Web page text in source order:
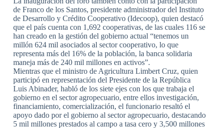
de Franco de los Santos, presidente administrador del Instituto
de Desarrollo y Crédito Cooperativo (Idecoop), quien destacó
que el país cuenta con 1,692 cooperativas, de las cuales 116 se
han creado en la gestión del gobierno actual “tenemos un
millón 624 mil asociados al sector cooperativo, lo que
representa más del 16% de la población, la banca solidaria
maneja más de 240 mil millones en activos”.
Mientras que el ministro de Agricultura Limbert Cruz, quien
participó en representación del Presidente de la República
Luis Abinader, habló de los siete ejes con los que trabaja el
gobierno en el sector agropecuario, entre ellos investigación,
financiamiento, comercialización, el funcionario resaltó el
apoyo dado por el gobierno al sector agropecuario, destacando
5 mil millones prestados al campo a tasa cero y 3,500 millones